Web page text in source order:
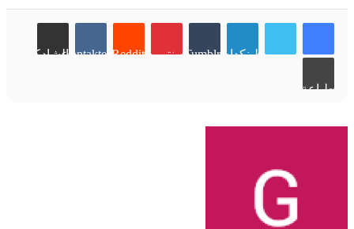
لينكدإن Tumblr بينتيريستReddit
VKontakte
مشاركة عبر البريد
طباعة